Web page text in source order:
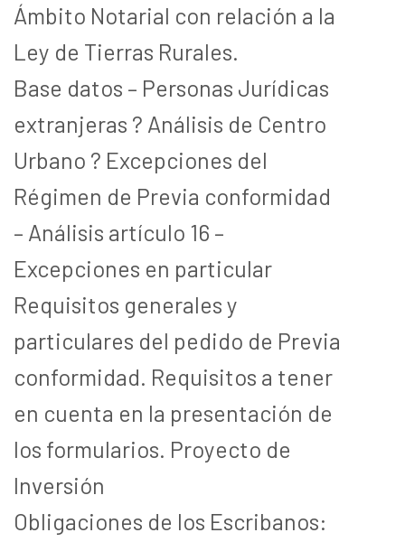
Ámbito Notarial con relación a la
Ley de Tierras Rurales.
Base datos – Personas Jurídicas
extranjeras ? Análisis de Centro
Urbano ? Excepciones del
Régimen de Previa conformidad
– Análisis artículo 16 –
Excepciones en particular
Requisitos generales y
particulares del pedido de Previa
conformidad. Requisitos a tener
en cuenta en la presentación de
los formularios. Proyecto de
Inversión
Obligaciones de los Escribanos: